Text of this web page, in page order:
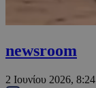
newsroom
2 Ιουνίου 2026, 8:24